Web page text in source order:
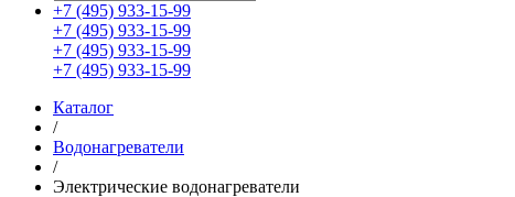
+7 (495) 933-15-99
+7 (495) 933-15-99
+7 (495) 933-15-99
+7 (495) 933-15-99
Каталог
/
Водонагреватели
/
Электрические водонагреватели